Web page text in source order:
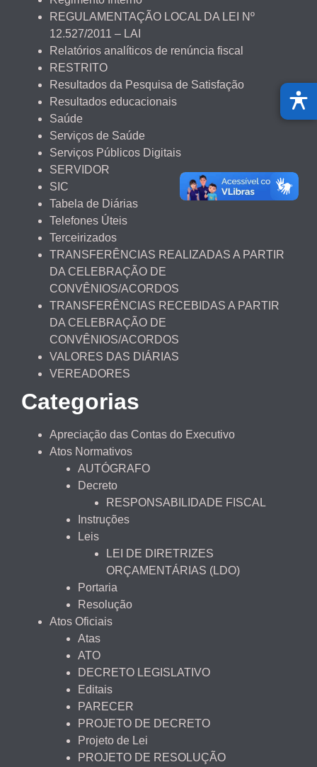
REGULAMENTAÇÃO LOCAL DA LEI Nº
12.527/2011 – LAI
Relatórios analíticos de renúncia fiscal
RESTRITO
Resultados da Pesquisa de Satisfação
Resultados educacionais
Saúde
Serviços de Saúde
Serviços Públicos Digitais
SERVIDOR
SIC
Tabela de Diárias
Telefones Úteis
Terceirizados
TRANSFERÊNCIAS REALIZADAS A PARTIR
DA CELEBRAÇÃO DE
CONVÊNIOS/ACORDOS
TRANSFERÊNCIAS RECEBIDAS A PARTIR
DA CELEBRAÇÃO DE
CONVÊNIOS/ACORDOS
VALORES DAS DIÁRIAS
VEREADORES
Categorias
Apreciação das Contas do Executivo
Atos Normativos
AUTÓGRAFO
Decreto
RESPONSABILIDADE FISCAL
Instruções
Leis
LEI DE DIRETRIZES
ORÇAMENTÁRIAS (LDO)
Portaria
Resolução
Atos Oficiais
Atas
ATO
DECRETO LEGISLATIVO
Editais
PARECER
PROJETO DE DECRETO
Projeto de Lei
PROJETO DE RESOLUÇÃO